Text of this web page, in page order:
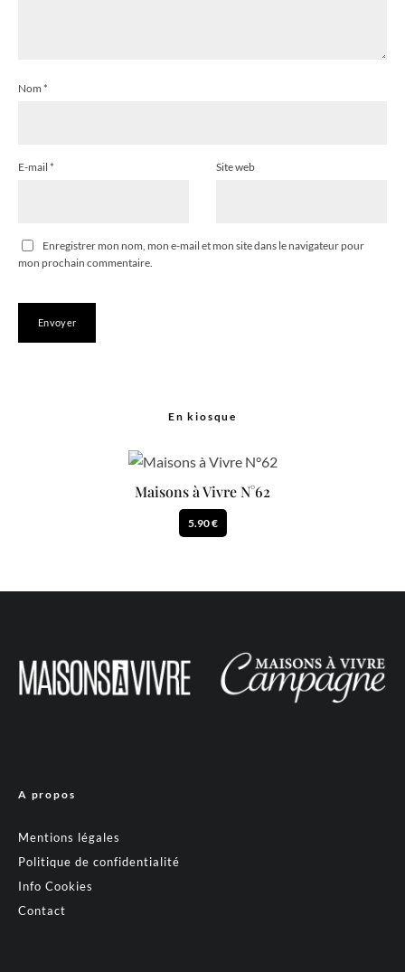
Nom *
E-mail * Site web
Enregistrer mon nom, mon e-mail et mon site dans le navigateur pour
mon prochain commentaire.
En kiosque
Maisons à Vivre N°62
5.90 €
A propos
Mentions légales
Politique de confidentialité
Info Cookies
Contact